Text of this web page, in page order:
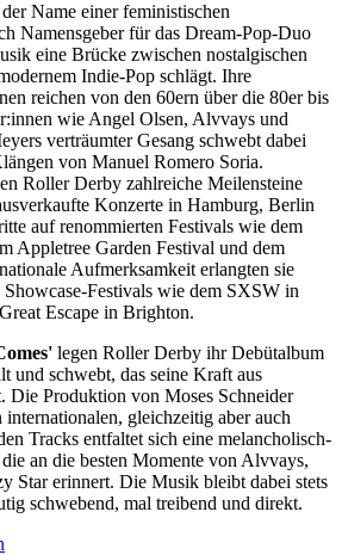
Name einer feministischen
Namensgeber für das Dream-Pop-Duo
eine Brücke zwischen nostalgischen
Indie-Pop schlägt. Ihre
reichen von den 60ern über die 80er bis
wie Angel Olsen, Alvvays und
verträumter Gesang schwebt dabei
von Manuel Romero Soria.
Roller Derby zahlreiche Meilensteine
Konzerte in Hamburg, Berlin
auf renommierten Festivals wie dem
Appletree Garden Festival und dem
Aufmerksamkeit erlangten sie
Festivals wie dem SXSW in
Escape in Brighton.
legen Roller Derby ihr Debütalbum
und schwebt, das seine Kraft aus
Die Produktion von Moses Schneider
gleichzeitig aber auch
Tracks entfaltet sich eine melancholisch-
an die besten Momente von Alvvays,
Star erinnert. Die Musik bleibt dabei stets
schwebend, mal treibend und direkt.